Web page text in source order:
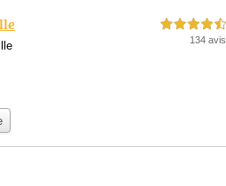
4,5 étoiles sur 5
134 avis